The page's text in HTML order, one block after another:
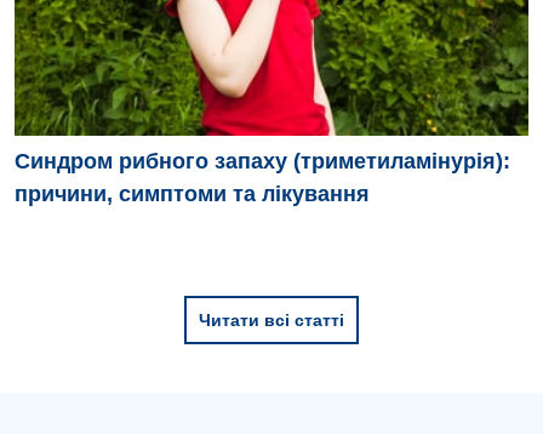
Синдром рибного запаху (триметиламінурія):
причини, симптоми та лікування
Читати всі статті